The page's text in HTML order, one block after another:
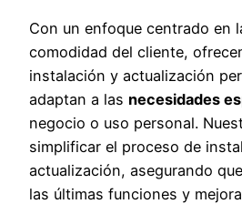
Con un enfoque centrado en
comodidad del cliente,
instalación y actualización
adaptan a las necesidades
negocio o uso personal.
simplificar el proceso de
actualización, asegurando
las últimas funciones y